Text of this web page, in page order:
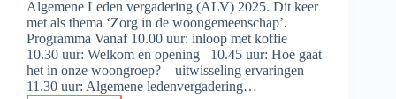
Algemene Leden vergadering (ALV) 2025. Dit keer
met als thema ‘Zorg in de woongemeenschap’.
Programma Vanaf 10.00 uur: inloop met koffie
10.30 uur: Welkom en opening 10.45 uur: Hoe gaat
het in onze woongroep? – uitwisseling ervaringen
11.30 uur: Algemene ledenvergadering…